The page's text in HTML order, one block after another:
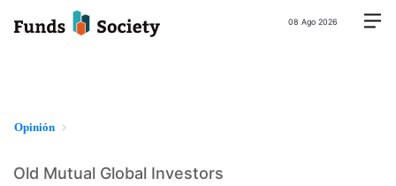
08 Ago 2026
Opinión
Old Mutual Global Investors